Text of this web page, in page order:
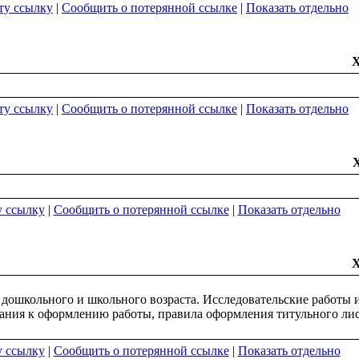
ссылку | Сообщить о потерянной ссылке | Показать отдельно
ссылку | Сообщить о потерянной ссылке | Показать отдельно
ссылку| Сообщить о потерянной ссылке| Показать отдельно
и школьного возраста. Исследовательские работы
к оформлению работы, правила оформления титульного
ссылку| Сообщить о потерянной ссылке| Показать отдельно